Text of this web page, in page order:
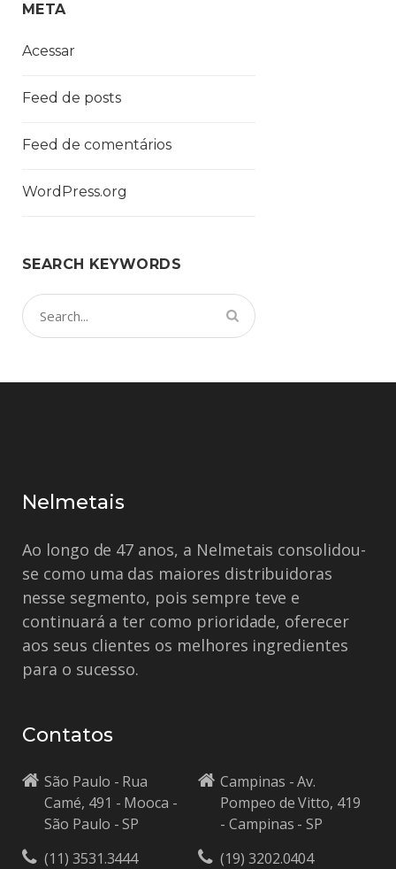
META
Acessar
Feed de posts
Feed de comentários
WordPress.org
SEARCH KEYWORDS
Nelmetais
Ao longo de 47 anos, a Nelmetais consolidou-
se como uma das maiores distribuidoras
nesse segmento, pois sempre teve e
continuará a ter como prioridade, oferecer
aos seus clientes os melhores ingredientes
para o sucesso.
Contatos
São Paulo - Rua
Camé, 491 - Mooca -
São Paulo - SP
(11) 3531.3444
Campinas - Av.
Pompeo de Vitto, 419
- Campinas - SP
(19) 3202.0404